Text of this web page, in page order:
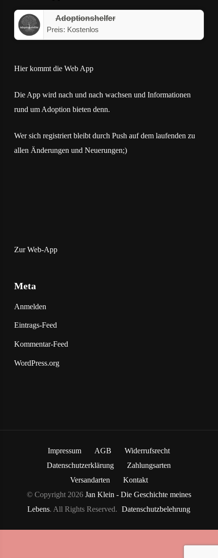
Adoptionshelfer
Preis: Kostenlos
Hier kommt die Web App
Die App wird nach und nach wachsen und Informationen
rund um Adoption bieten denn.
Wer sich registriert bleibt durch Push auf dem laufenden zu
allen Änderungen und Neuerungen;)
Zur Web-App
Meta
Anmelden
Eintrags-Feed
Kommentar-Feed
WordPress.org
Impressum AGB
Widerrufsrecht
Datenschutzerklärung
Zahlungsarten
Versandarten
Kontakt
© Copyright 2026 Jan Klein - Die Geschichte meines
Lebens. All Rights Reserved. Datenschutzbelehrung